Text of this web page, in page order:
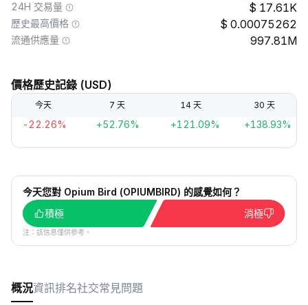
24H 交易量 17.61K
歷史最高價格 0.00075262
流通供應量 997.81M
價格歷史記錄 (USD)
今天 7 天 14 天 30 天
-22.26% +52.76% +121.09% +138.93%
今天您對 Opium Bird (OPIUMBIRD) 的感覺如何？
積極
消極
注：該信息僅供參考。
概況資訊排名社交常見問題